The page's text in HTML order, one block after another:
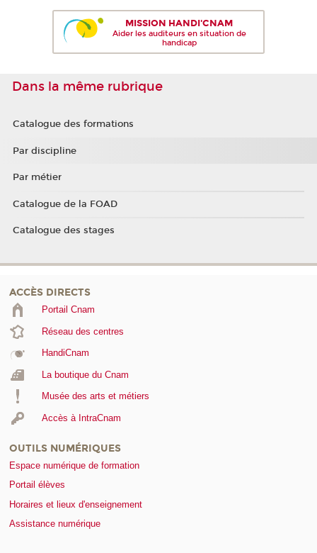
MISSION HANDI'CNAM
Aider les auditeurs en situation de
handicap
Dans la même rubrique
Catalogue des formations
Par discipline
Par métier
Catalogue de la FOAD
Catalogue des stages
ACCÈS DIRECTS
Portail Cnam
Réseau des centres
HandiCnam
La boutique du Cnam
Musée des arts et métiers
Accès à IntraCnam
OUTILS NUMÉRIQUES
Espace numérique de formation
Portail élèves
Horaires et lieux d'enseignement
Assistance numérique